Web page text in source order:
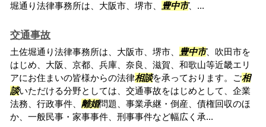
堀通り法律事務所は、大阪市、堺市、
豊中市、...
交通事故
土佐堀通り法律事務所は、大阪市、堺市、 豊中市、吹田市を
はじめ、大阪、京都、兵庫、奈良、滋賀、和歌山等近畿エリ
アにお住まいの皆様からの法律相談を承っております。ご相
談いただける分野としては、交通事故をはじめとして、企業
法務、行政事件、 離婚問題、事業承継・倒産、債権回収のほ
か、一般民事・家事事件、刑事事件など幅広く承...